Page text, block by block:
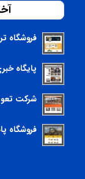
فروشگاه
پایگاه
شرکت
فروشگاه